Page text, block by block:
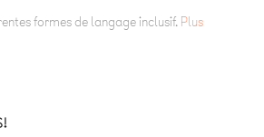
formes de langage inclusif. Plus